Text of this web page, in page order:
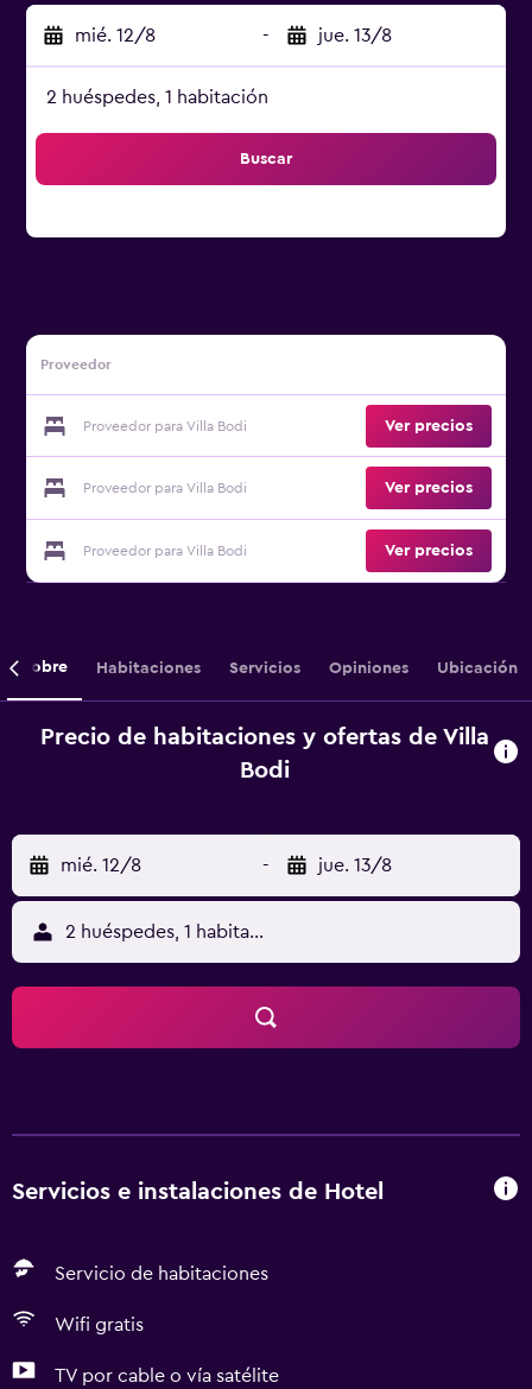
mié. 12/8 - jue. 13/8
2 huéspedes, 1 habitación
Buscar
Proveedor
Proveedor para Villa Bodi Ver precios
Proveedor para Villa Bodi Ver precios
Proveedor para Villa Bodi Ver precios
Sobre Habitaciones Servicios Opiniones Ubicación
Precio de habitaciones y ofertas de Villa
Bodi
mié. 12/8 - jue. 13/8
2 huéspedes, 1 habitación
Servicios e instalaciones de Hotel
Servicio de habitaciones
Wifi gratis
TV por cable o vía satélite